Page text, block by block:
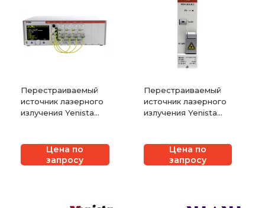
Перестраиваемый
источник лазерного
излучения Yenista
Цена по
запросу
Перестраиваемый
источник лазерного
излучения Yenista
Цена по
запросу